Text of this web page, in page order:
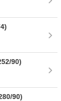
90)
90)